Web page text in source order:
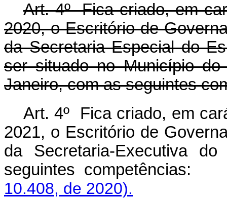
Art. 4º Fica criado, em
2020, o Escritório de
da Secretaria Especial do
ser situado no Município
Janeiro, com as seguintes
Art. 4º Fica criado, em
2021, o Escritório de
da Secretaria-Executiva
seguintes
10.408, de 2020).